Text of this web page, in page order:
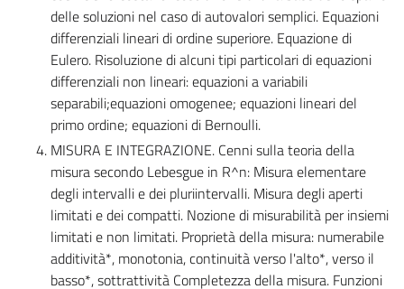
delle soluzioni nel caso di autovalori semplici. Equazioni
differenziali lineari di ordine superiore. Equazione di
Eulero. Risoluzione di alcuni tipi particolari di equazioni
differenziali non lineari: equazioni a variabili
separabili;equazioni omogenee; equazioni lineari del
primo ordine; equazioni di Bernoulli.
MISURA E INTEGRAZIONE. Cenni sulla teoria della
misura secondo Lebesgue in R^n: Misura elementare
degli intervalli e dei pluriintervalli. Misura degli aperti
limitati e dei compatti. Nozione di misurabilità per insiemi
limitati e non limitati. Proprietà della misura: numerabile
additività*, monotonia, continuità verso l'alto*, verso il
basso*, sottrattività Completezza della misura. Funzioni